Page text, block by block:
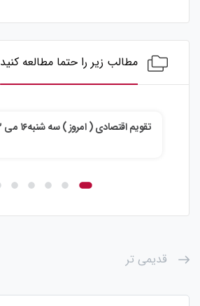
مطالب زیر را حتما مطالعه کنید
تقویم اقتصادی ( امروز ) دوشنبه۱۵ می ۲۰۲۳
قدیمی تر